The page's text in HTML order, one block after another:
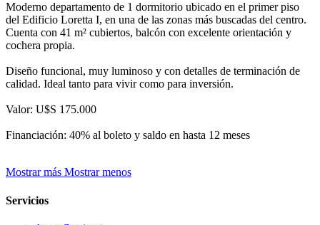
Moderno departamento de 1 dormitorio ubicado en el primer piso
del Edificio Loretta I, en una de las zonas más buscadas del centro.
Cuenta con 41 m² cubiertos, balcón con excelente orientación y
cochera propia.
Diseño funcional, muy luminoso y con detalles de terminación de
calidad. Ideal tanto para vivir como para inversión.
Valor: U$S 175.000
Financiación: 40% al boleto y saldo en hasta 12 meses
Mostrar más Mostrar menos
Servicios